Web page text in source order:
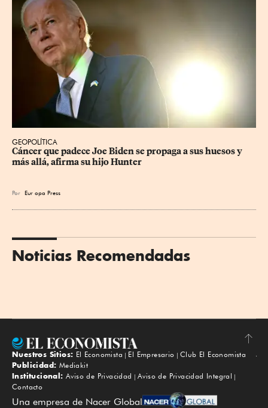
GEOPOLÍTICA
Cáncer que padece Joe Biden se propaga a sus huesos y
más allá, afirma su hijo Hunter
Por Eur opa Press
Noticias Recomendadas
Subir
Nuestros Sitios: El Economista El Empresario
Club El Economista
Publicidad: Mediakit
Institucional: Aviso de Privacidad
Aviso de Privacidad Integral
Contacto
Una empresa de Nacer Global